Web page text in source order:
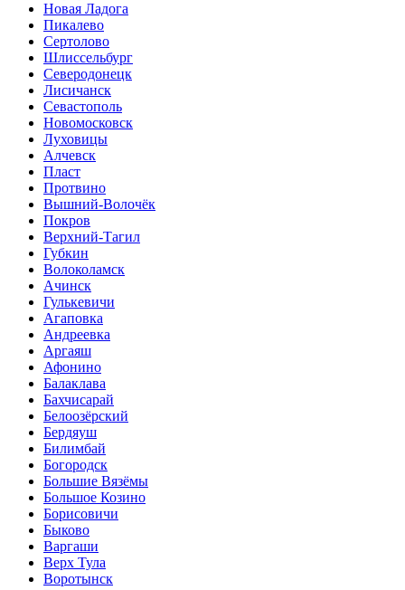
Новая Ладога
Пикалево
Сертолово
Шлиссельбург
Северодонецк
Лисичанск
Севастополь
Новомосковск
Луховицы
Алчевск
Пласт
Протвино
Вышний-Волочёк
Покров
Верхний-Тагил
Губкин
Волоколамск
Ачинск
Гулькевичи
Агаповка
Андреевка
Аргаяш
Афонино
Балаклава
Бахчисарай
Белоозёрский
Бердяуш
Билимбай
Богородск
Большие Вязёмы
Большое Козино
Борисовичи
Быково
Варгаши
Верх Тула
Воротынск